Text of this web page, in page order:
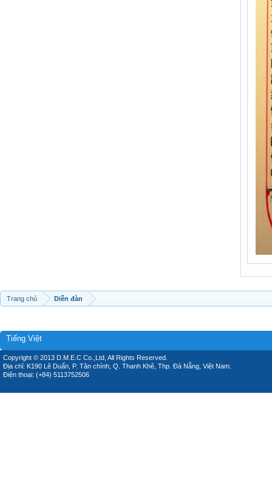
Trang chủ Diễn đàn
Tiếng Việt
Copyright © 2013 D.M.E.C Co.,Ltd, All Rights Reserved.
Địa chỉ: K190 Lê Duẩn, P. Tân chính, Q. Thanh Khê, Thp. Đà Nẵng, Việt Nam.
Điện thoại: (+84) 5113752506